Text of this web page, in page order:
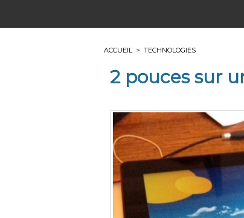
ACCUEIL > TECHNOLOGIES
2 pouces sur